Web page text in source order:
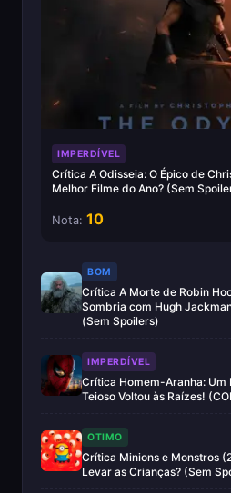
IMPERDÍVEL
Crítica A Odisseia: O Épico de
Melhor Filme do Ano? (Sem
Nota: 10
BOM
Crítica A Morte de Robin
Sombria com Hugh
(Sem Spoilers)
IMPERDÍVEL
Crítica Homem-Aranha: Um
Teioso Voltou às Raízes!
OTIMO
Crítica Minions e Monstros
Levar as Crianças? (Sem